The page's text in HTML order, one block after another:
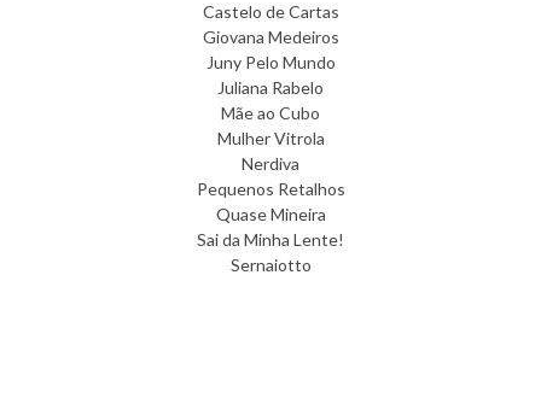
Castelo de Cartas
Giovana Medeiros
Juny Pelo Mundo
Juliana Rabelo
Mãe ao Cubo
Mulher Vitrola
Nerdiva
Pequenos Retalhos
Quase Mineira
Sai da Minha Lente!
Sernaiotto